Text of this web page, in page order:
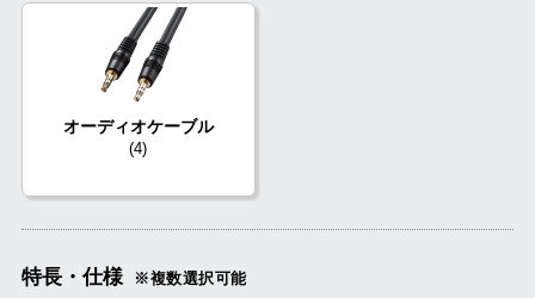
オーディオケーブル
(4)
特長・仕様 ※複数選択可能